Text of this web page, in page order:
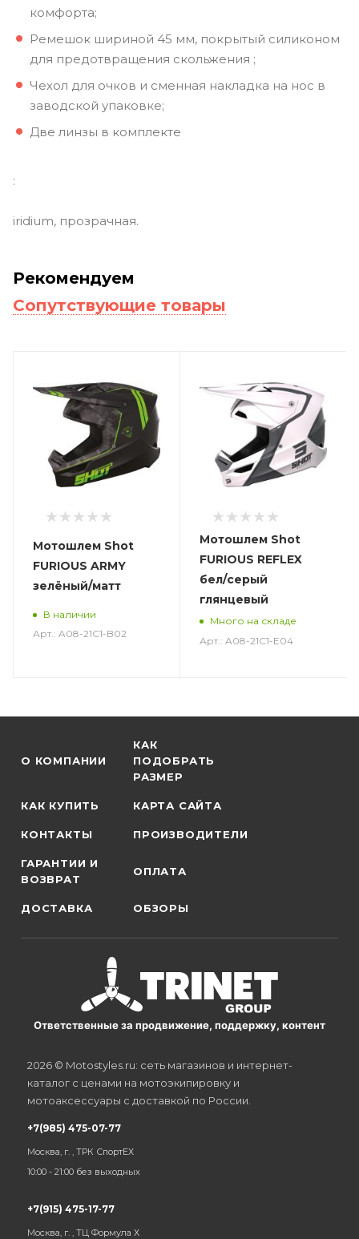
комфорта;
Ремешок шириной 45 мм, покрытый силиконом
для предотвращения скольжения ;
Чехол для очков и сменная накладка на нос в
заводской упаковке;
Две линзы в комплекте
:
iridium, прозрачная.
Рекомендуем
Сопутствующие товары
Мотошлем Shot
FURIOUS ARMY
зелёный/матт
В наличии
Арт.: A08-21C1-B02
Мотошлем Shot
FURIOUS REFLEX
бел/серый
глянцевый
Много на складе
Арт.: A08-21C1-E04
О КОМПАНИИ
КАК
ПОДОБРАТЬ
РАЗМЕР
КАК КУПИТЬ КАРТА САЙТА
КОНТАКТЫ ПРОИЗВОДИТЕЛИ
ГАРАНТИИ И
ВОЗВРАТ
ОПЛАТА
ДОСТАВКА ОБЗОРЫ
Ответственные за продвижение, поддержку, контент
2026 © Motostyles.ru: сеть магазинов и интернет-
каталог с ценами на мотоэкипировку и
мотоаксессуары с доставкой по России.
+7(985) 475-07-77
Москва, г. , ТРК СпортЕХ
10:00 - 21:00 без выходных
+7(915) 475-17-77
Москва, г. , ТЦ Формула Х